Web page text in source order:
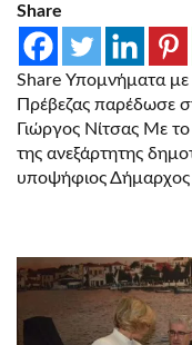
Share
Share Υπομνήματα με
Πρέβεζας παρέδωσε
Γιώργος Νίτσας Με
της ανεξάρτητης
υποψήφιος Δήμαρχος